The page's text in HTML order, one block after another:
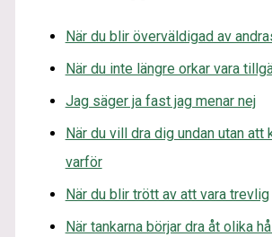
När du blir överväldigad av
När du inte längre orkar vara
Jag säger ja fast jag menar nej
När du vill dra dig undan utan att
varför
När du blir trött av att vara trevlig
När tankarna börjar dra åt olika